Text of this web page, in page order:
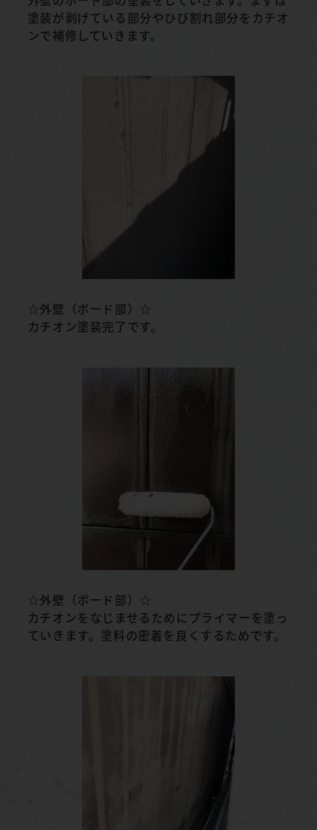
塗装が剥げている部分やひび割れ部分をカチオ
ンで補修していきます。
☆外壁（ボード部）☆
カチオン塗装完了です。
☆外壁（ボード部）☆
カチオンをなじませるためにプライマーを塗っ
ていきます。塗料の密着を良くするためです。